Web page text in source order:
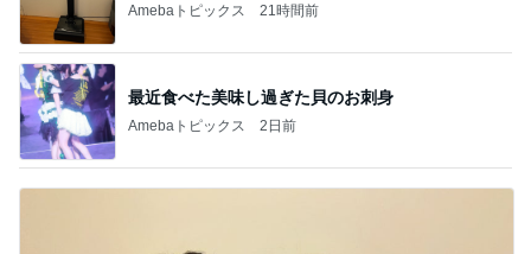
Amebaトピックス 21時間前
最近食べた美味し過ぎた貝のお刺身
Amebaトピックス 2日前